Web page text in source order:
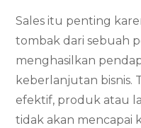
Sales itu penting
tombak dari sebuah
menghasilkan
keberlanjutan bisnis.
efektif, produk atau
tidak akan mencapai